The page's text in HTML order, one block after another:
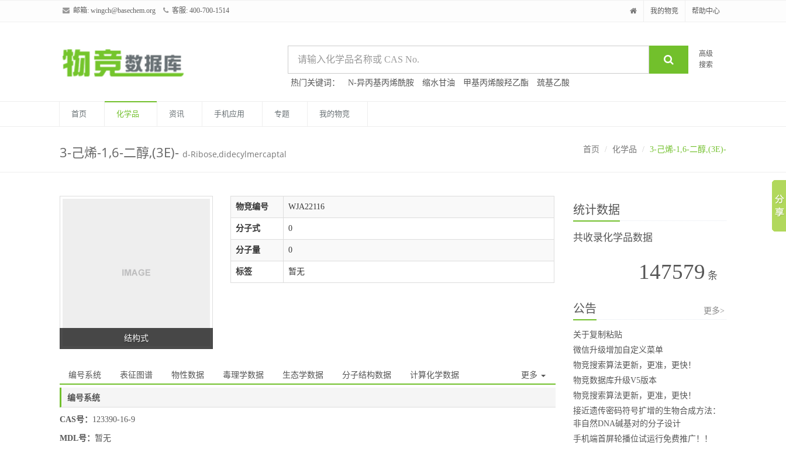
邮箱: wingch@basechem.org 客服: 400-700-1514 我的物竞 帮助中心
高级
搜索
热门关键词： N-异丙基丙烯酰胺 缩水甘油 甲基丙烯酸羟乙酯 巯基乙酸
首页 化学品 资讯 手机应用 专题 我的物竞
3-己烯-1,6-二醇,(3E)- d-Ribose,didecylmercaptal 首页 化学品 3-己烯-1,6-二醇,(3E)-
结构式
物竞编号 WJA22116
分子式 0
分子量 0
标签 暂无
编号系统 表征图谱 物性数据 毒理学数据 生态学数据 分子结构数据 计算化学数据 更多
编号系统
CAS号： 123390-16-9
MDL号： 暂无
统计数据
共收录化学品数据
147579 条
公告 更多>
关于复制粘贴
微信升级增加自定义菜单
物竞搜索算法更新，更准，更快！
物竞数据库升级V5版本
物竞搜索算法更新，更准，更快！
接近遗传密码符号扩增的生物合成方法：
非自然DNA碱基对的分子设计
手机端首屏轮播位试运行免费推广！！